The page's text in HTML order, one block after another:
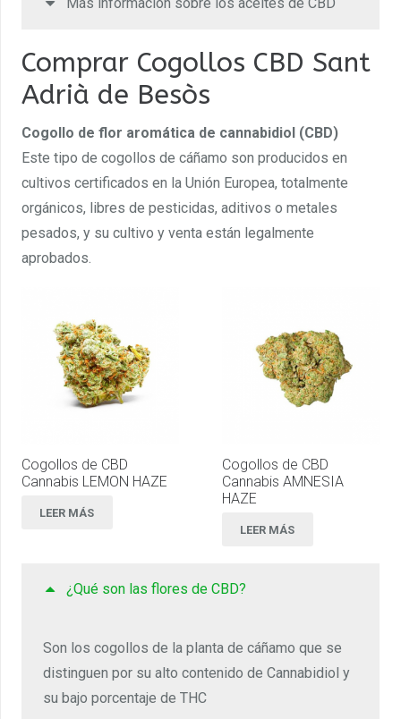
Comprar Cogollos CBD Sant
Adrià de Besòs
Cogollo de flor aromática de cannabidiol (CBD)
Este tipo de cogollos de cáñamo son producidos en
cultivos certificados en la Unión Europea, totalmente
orgánicos, libres de pesticidas, aditivos o metales
pesados, y su cultivo y venta están legalmente
aprobados.
Cogollos de CBD
Cannabis LEMON HAZE
LEER MÁS
Cogollos de CBD
Cannabis AMNESIA
HAZE
LEER MÁS
¿Qué son las flores de CBD?
Son los cogollos de la planta de cáñamo que se
distinguen por su alto contenido de Cannabidiol y
su bajo porcentaje de THC